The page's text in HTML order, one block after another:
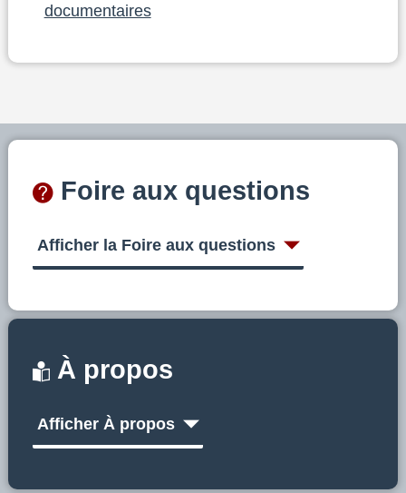
documentaires
Foire aux questions
Afficher la Foire aux questions
À propos
Afficher À propos